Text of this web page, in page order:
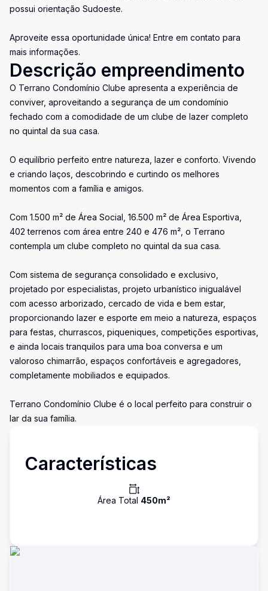
possui orientação Sudoeste.
Aproveite essa oportunidade única! Entre em contato para
mais informações.
Descrição empreendimento
O Terrano Condomínio Clube apresenta a experiência de
conviver, aproveitando a segurança de um condomínio
fechado com a comodidade de um clube de lazer completo
no quintal da sua casa.
O equilíbrio perfeito entre natureza, lazer e conforto. Vivendo
e criando laços, descobrindo e curtindo os melhores
momentos com a família e amigos.
Com 1.500 m² de Área Social, 16.500 m² de Área Esportiva,
402 terrenos com área entre 240 e 476 m², o Terrano
contempla um clube completo no quintal da sua casa.
Com sistema de segurança consolidado e exclusivo,
projetado por especialistas, projeto urbanístico inigualável
com acesso arborizado, cercado de vida e bem estar,
proporcionando lazer e esporte em meio a natureza, espaços
para festas, churrascos, piqueniques, competições esportivas,
e ainda locais tranquilos para uma boa conversa e um
valoroso chimarrão, espaços confortáveis e agregadores,
completamente mobiliados e equipados.
Terrano Condomínio Clube é o local perfeito para construir o
lar da sua família.
Características
Área Total 450m²